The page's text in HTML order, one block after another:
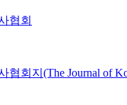
협회
협회지(The Journal of